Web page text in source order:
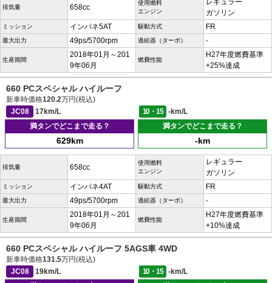
排気量 658cc
使用燃料
エンジン
レギュラー
ガソリン
ミッション インパネ5AT 駆動方式 FR
最大出力 49ps/5700rpm 過給器（ターボ） -
生産期間
2018年01月～201
9年06月
燃費性能
H27年度燃費基準
+25%達成
660 PCスペシャル ハイルーフ
新車時価格120.2万円(税込)
JC08
17km/L 10・15
-km/L
満タンでどこまで走る？
629km
満タンでどこまで走る？
-km
排気量 658cc
使用燃料
エンジン
レギュラー
ガソリン
ミッション インパネ4AT 駆動方式 FR
最大出力 49ps/5700rpm 過給器（ターボ） -
生産期間
2018年01月～201
9年06月
燃費性能
H27年度燃費基準
+10%達成
660 PCスペシャル ハイルーフ 5AGS車 4WD
新車時価格131.5万円(税込)
JC08
19km/L 10・15
-km/L